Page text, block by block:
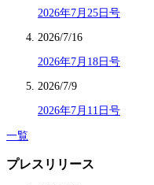
2026年7月25日号
2026/7/16
2026年7月18日号
2026/7/9
2026年7月11日号
一覧
プレスリリース